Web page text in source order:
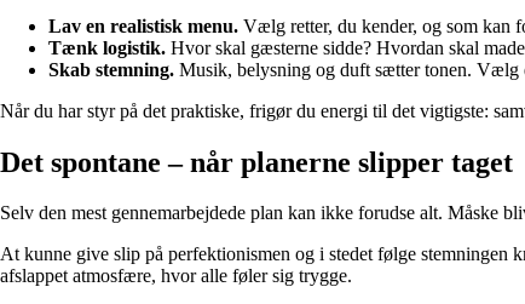
Lav en realistisk menu. Vælg retter, du kender, og som kan
Tænk logistik. Hvor skal gæsterne sidde? Hvordan skal
Skab stemning. Musik, belysning og duft sætter tonen. Vælg
Når du har styr på det praktiske, frigør du energi til det vigtigste:
Det spontane – når planerne slipper taget
Selv den mest gennemarbejdede plan kan ikke forudse alt. Måske
At kunne give slip på perfektionismen og i stedet følge
afslappet atmosfære, hvor alle føler sig trygge.